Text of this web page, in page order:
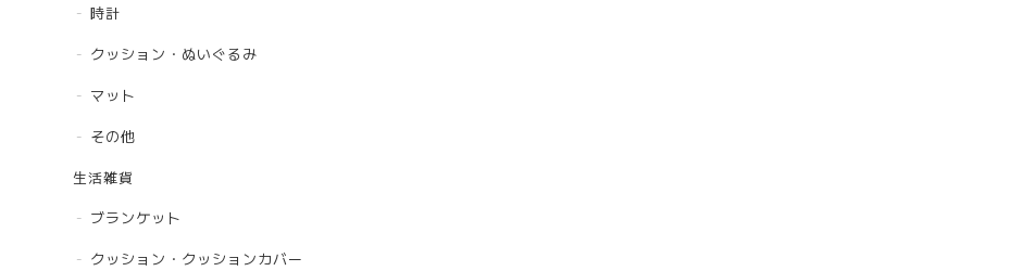
時計
クッション・ぬいぐるみ
マット
その他
生活雑貨
ブランケット
クッション・クッションカバー